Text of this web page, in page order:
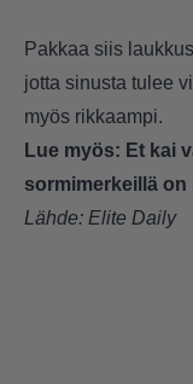
Pakkaa siis
jotta sinusta tulee
myös rikkaampi.
Lue myös: Et kai
sormimerkeillä on
Lähde: Elite Daily